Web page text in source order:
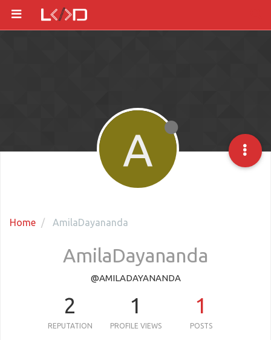
Home AmilaDayananda
A
AmilaDayananda
@AMILADAYANANDA
2
REPUTATION
1
PROFILE VIEWS
1
POSTS